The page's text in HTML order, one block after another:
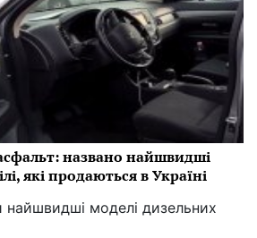
названо найшвидші
які продаються в Україні
найшвидші моделі дизельних